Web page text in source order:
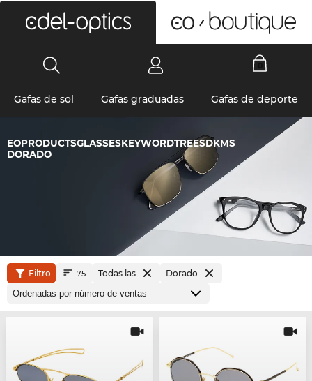
Gafas de sol Gafas graduadas Gafas de deporte
EOPRODUCTSGLASSESKEYWORDTREESDKMS
DORADO
Filtro 75 Todas las Dorado